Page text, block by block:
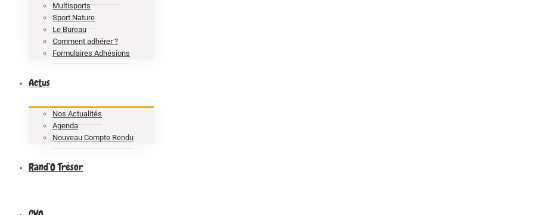
Multisports
Sport Nature
Le Bureau
Comment adhérer ?
Formulaires Adhésions
Actus
Nos Actualités
Agenda
Nouveau Compte Rendu
Rand’O Trésor